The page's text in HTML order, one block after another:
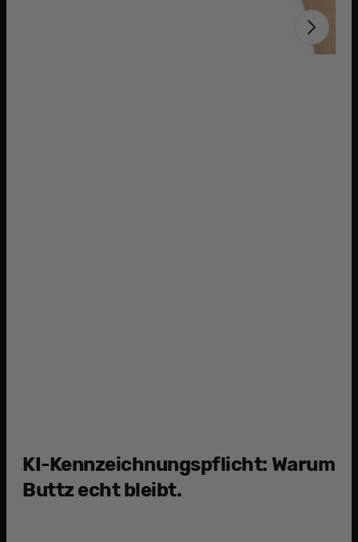
KI-Kennzeichnungspflicht: Warum
Buttz echt bleibt.